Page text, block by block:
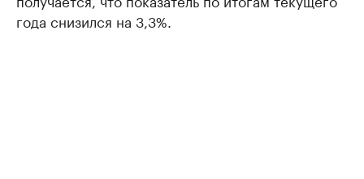
года снизился на 3,3%.